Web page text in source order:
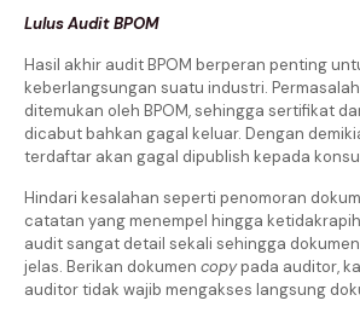
Lulus Audit BPOM
Hasil akhir audit BPOM berperan penting
keberlangsungan suatu industri.
ditemukan oleh BPOM, sehingga sertifikat
dicabut bahkan gagal keluar. Dengan
terdaftar akan gagal dipublish kepada
Hindari kesalahan seperti penomoran
catatan yang menempel hingga
audit sangat detail sekali sehingga
jelas. Berikan dokumen copypada auditor,
auditor tidak wajib mengakses langsung